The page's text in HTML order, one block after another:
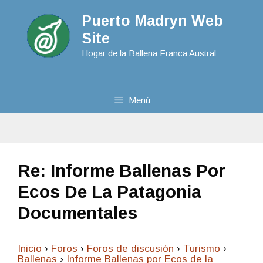
Puerto Madryn Web
Site
Hogar de la Ballena Franca Austral
Menú
Re: Informe Ballenas Por
Ecos De La Patagonia
Documentales
Inicio › Foros › Foros de discusión › Turismo ›
Ballenas › Informe Ballenas por Ecos de la